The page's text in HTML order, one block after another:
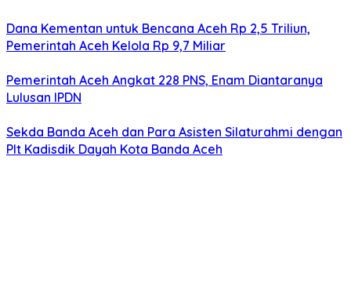
Dana Kementan untuk Bencana Aceh Rp 2,5 Triliun,
Pemerintah Aceh Kelola Rp 9,7 Miliar
Pemerintah Aceh Angkat 228 PNS, Enam Diantaranya
Lulusan IPDN
Sekda Banda Aceh dan Para Asisten Silaturahmi dengan
Plt Kadisdik Dayah Kota Banda Aceh